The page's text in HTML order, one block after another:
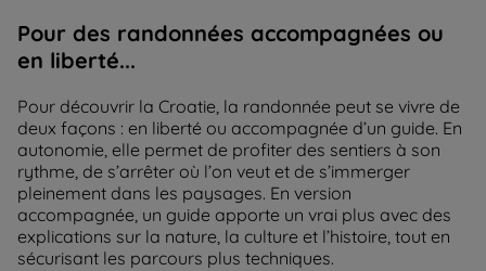
Pour des randonnées accompagnées ou
en liberté...
Pour découvrir la Croatie, la randonnée peut se vivre de
deux façons : en liberté ou accompagnée d’un guide. En
autonomie, elle permet de profiter des sentiers à son
rythme, de s’arrêter où l’on veut et de s’immerger
pleinement dans les paysages. En version
accompagnée, un guide apporte un vrai plus avec des
explications sur la nature, la culture et l’histoire, tout en
sécurisant les parcours plus techniques.